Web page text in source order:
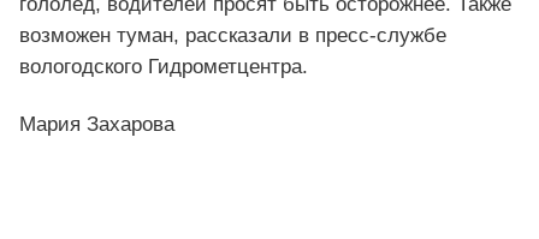
возможен туман, рассказали в пресс-службе
вологодского Гидрометцентра.
Мария Захарова